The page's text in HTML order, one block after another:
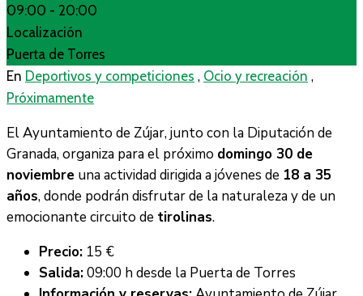
09:00 - 20:00
Localización
Puerta de Torres
En Deportivos y competiciones , Ocio y recreación ,
Próximamente
El Ayuntamiento de Zújar, junto con la Diputación de
Granada, organiza para el próximo domingo 30 de
noviembre una actividad dirigida a jóvenes de 18 a 35
años, donde podrán disfrutar de la naturaleza y de un
emocionante circuito de tirolinas.
Precio: 15 €
Salida:09:00 h desde la Puerta de Torres